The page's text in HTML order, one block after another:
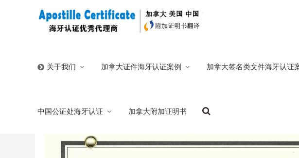
关于我们 加拿大证件海牙认证案例 加拿大签名类文件海牙认证
中国公证处海牙认证 加拿大附加证明书
2026/05/08 分类: 官方博客 326